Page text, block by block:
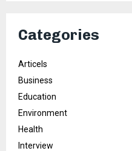
Categories
Articels
Business
Education
Environment
Health
Interview